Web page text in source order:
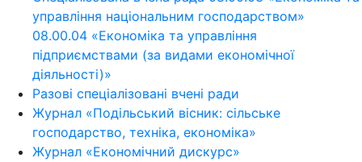
управління національним господарством»
08.00.04 «Економіка та управління
підприємствами (за видами економічної
діяльності)»
Разові спеціалізовані вчені ради
Журнал «Подільський вісник: сільське
господарство, техніка, економіка»
Журнал «Економічний дискурс»